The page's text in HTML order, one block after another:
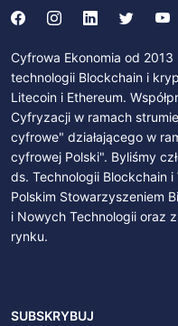
Cyfrowa Ekonomia od
technologii Blockchain i
Litecoin i Ethereum.
Cyfryzacji w ramach
cyfrowe" działającego w
cyfrowej Polski". Byliśmy
ds. Technologii Blockchain
Polskim Stowarzyszeniem
i Nowych Technologii oraz
rynku.
SUBSKRYBUJ